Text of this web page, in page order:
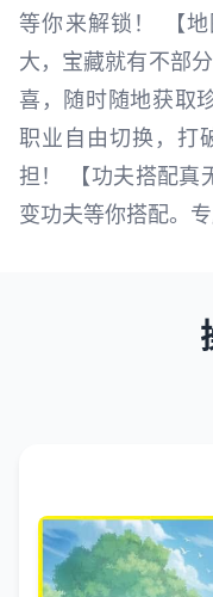
等你来解锁！ 【
大，宝藏就有不部
喜，随时随地获取
职业自由切换，打
担！ 【功夫搭配真
变功夫等你搭配。